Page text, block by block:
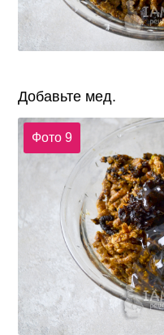
Добавьте мед.
Фото 9